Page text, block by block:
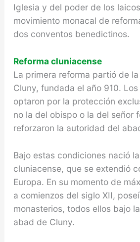
Iglesia y del po­der de los
movimiento monacal de
dos conventos benedictinos.
Reforma cluniacense
La primera reforma partió de
Cluny, fundada el año 910.
opta­ron por la protección
no la del obispo o la del señor
reforzaron la autoridad del
Bajo estas condiciones nació
cluniacense, que se extendió
Europa. En su momento de
a comienzos del siglo XII,
monasterios, todos ellos bajo
abad de Cluny.